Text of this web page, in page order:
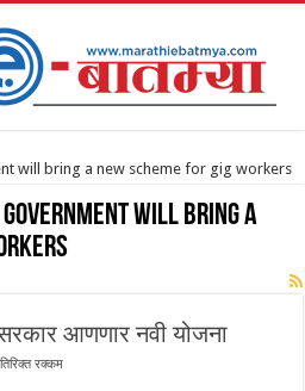
will bring a new scheme for gig workers
will bring a
आणणार नवी योजना
रक्कम